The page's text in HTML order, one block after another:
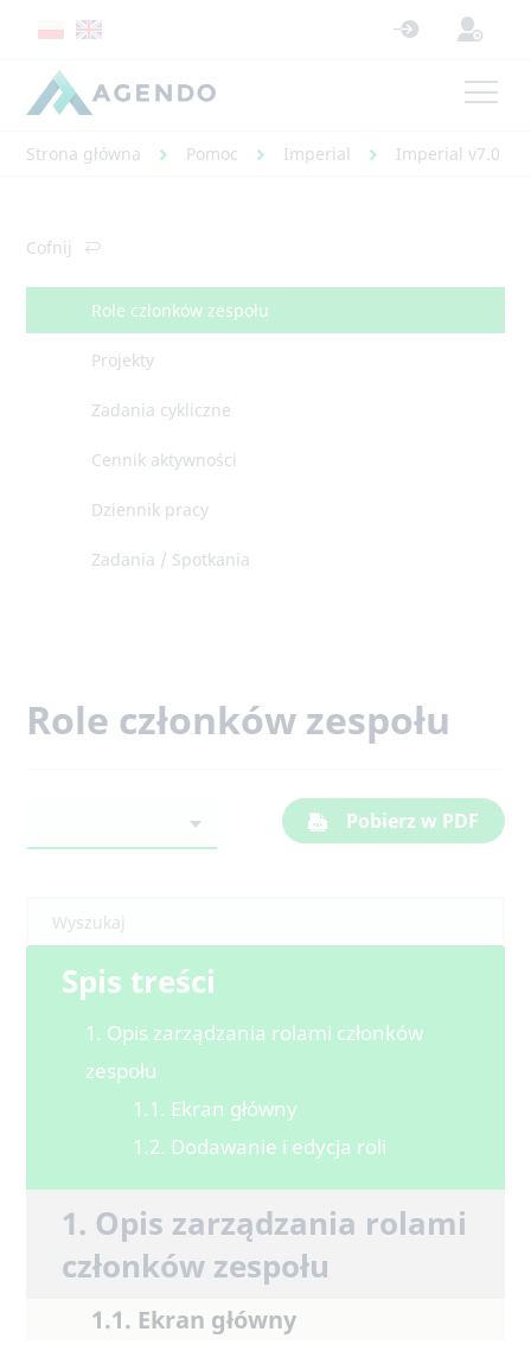
Strona główna Pomoc Imperial Imperial v7.0 -
Cofnij
Role członków zespołu
Projekty
Zadania cykliczne
Cennik aktywności
Dziennik pracy
Zadania / Spotkania
Role członków zespołu
Pobierz w PDF
Spis treści
1. Opis zarządzania rolami członków
zespołu
1.1. Ekran główny
1.2. Dodawanie i edycja roli
1. Opis zarządzania rolami
członków zespołu
1.1. Ekran główny